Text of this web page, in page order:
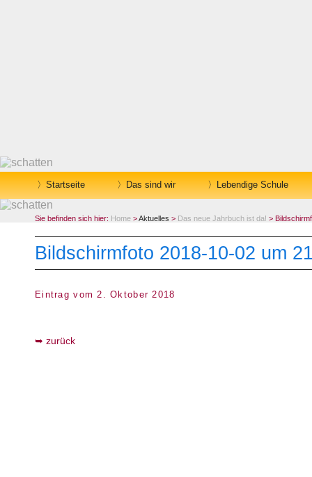
Startseite Das sind wir Lebendige Schule
Sie befinden sich hier: Home >Aktuelles > Das neue Jahrbuch ist da! >
Bildschirmfoto 2018-10-02 um
Eintrag vom 2. Oktober 2018
zurück